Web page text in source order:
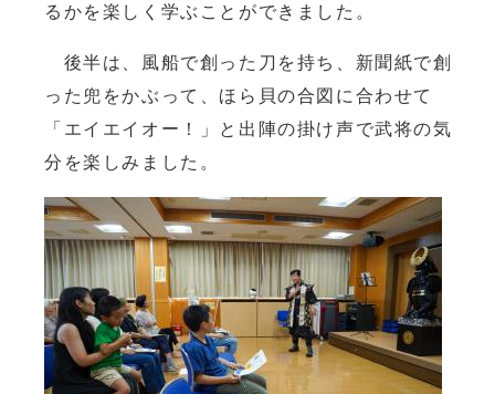
るかを楽しく学ぶことができました。
後半は、風船で創った刀を持ち、新聞紙で創
った兜をかぶって、ほら貝の合図に合わせて
「エイエイオー！」と出陣の掛け声で武将の気
分を楽しみました。